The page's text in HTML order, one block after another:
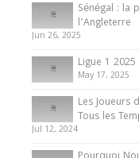
Présentation de
du Cameroun
8 August 2025
Sénégal : la
l’Angleterre
Jun 26, 2025
Ligue 1
May 17, 2025
Les Joueurs
Tous les
Jul 12, 2024